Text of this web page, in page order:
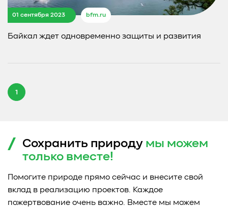
01 сентября 2023 bfm.ru
Байкал ждет одновременно защиты и развития
1
Сохранить природу мы можем
только вместе!
Помогите природе прямо сейчас и внесите свой
вклад в реализацию проектов. Каждое
пожертвование очень важно. Вместе мы можем